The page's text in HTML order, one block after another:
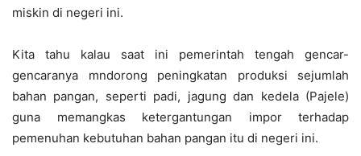
miskin di negeri ini.
Kita tahu kalau saat ini pemerintah tengah gencar-
gencaranya mndorong peningkatan produksi sejumlah
bahan pangan, seperti padi, jagung dan kedela (Pajele)
guna memangkas ketergantungan impor terhadap
pemenuhan kebutuhan bahan pangan itu di negeri ini.